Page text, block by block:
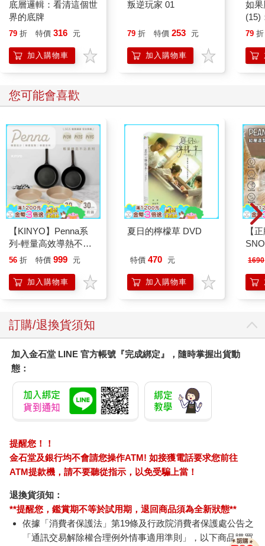
底層邏輯：看清這個世
界的底牌
79 折 特價 316 元
加入購物車
叛逆玩家 01
79 折 特價 253 元
加入購物車
如
(15)
貓
79 折
您可能會喜歡
【KINYO】Penna系
列-輕量高效導熱不沾
平煎鍋30cm
56 折 特價 999 元
加入購物車
夏日的檸檬草 DVD
特價 470 元
加入購物車
【
造
1690
訂購/退換貨須知
加入金石堂 LINE 官方帳號『完成綁定』，隨時掌握出貨動
態：
提醒您！！
金石堂及銀行均不會請您操作ATM! 如接獲電話要求您前往
ATM提款機，請不要聽從指示，以免受騙上當！
退換貨須知：
**提醒您，鑑賞期不等於試用期，退回商品須為全新狀態**
依據「消費者保護法」第19條及行政院消費者保護處公告之
「通訊交易解除權合理例外情事適用準則」，以下商品購買